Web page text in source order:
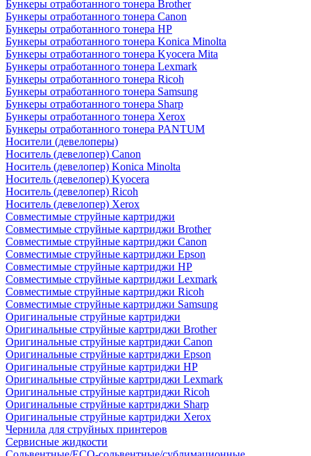
Бункеры отработанного тонера Brother
Бункеры отработанного тонера Canon
Бункеры отработанного тонера HP
Бункеры отработанного тонера Konica Minolta
Бункеры отработанного тонера Kyocera Mita
Бункеры отработанного тонера Lexmark
Бункеры отработанного тонера Ricoh
Бункеры отработанного тонера Samsung
Бункеры отработанного тонера Sharp
Бункеры отработанного тонера Xerox
Бункеры отработанного тонера PANTUM
Носители (девелоперы)
Носитель (девелопер) Canon
Носитель (девелопер) Konica Minolta
Носитель (девелопер) Kyocera
Носитель (девелопер) Ricoh
Носитель (девелопер) Xerox
Совместимые струйные картриджи
Совместимые струйные картриджи Brother
Совместимые струйные картриджи Canon
Совместимые струйные картриджи Epson
Совместимые струйные картриджи HP
Совместимые струйные картриджи Lexmark
Совместимые струйные картриджи Ricoh
Совместимые струйные картриджи Samsung
Оригинальные струйные картриджи
Оригинальные струйные картриджи Brother
Оригинальные струйные картриджи Canon
Оригинальные струйные картриджи Epson
Оригинальные струйные картриджи HP
Оригинальные струйные картриджи Lexmark
Оригинальные струйные картриджи Ricoh
Оригинальные струйные картриджи Sharp
Оригинальные струйные картриджи Xerox
Чернила для струйных принтеров
Сервисные жидкости